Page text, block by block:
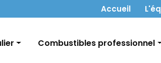
Navigation secondaireAccueil
Combustibles professionnel